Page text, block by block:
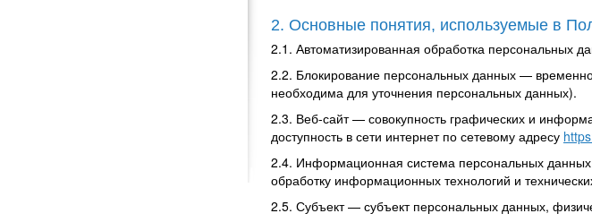
2. Основные понятия, используемые в
2.1. Автоматизированная обработка персональных
2.2. Блокирование персональных данных —
необходима для уточнения персональных данных).
2.3. Веб-сайт — совокупность графических и
доступность в сети интернет по сетевому адресу
2.4. Информационная система персональных
обработку информационных технологий и
2.5. Субъект — субъект персональных данных,